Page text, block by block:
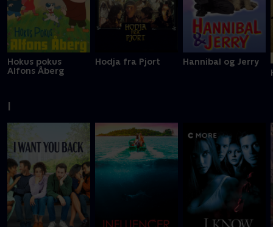
Hokus pokus
Alfons Åberg
Hodja fra Pjort
Hannibal og Jerry
I